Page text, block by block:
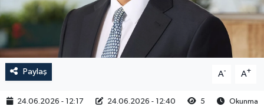
Paylaş A- A+
24.06.2026 - 12:17 24.06.2026 - 12:40 5
Okunma